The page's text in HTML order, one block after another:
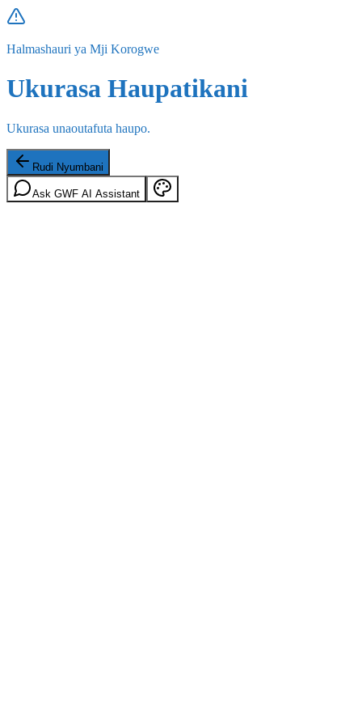
Halmashauri ya Mji Korogwe
Ukurasa Haupatikani
Ukurasa unaoutafuta haupo.
Rudi Nyumbani
Ask GWF AI Assistant